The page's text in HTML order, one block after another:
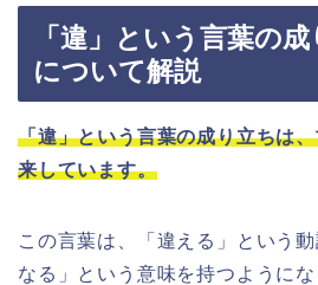
「違」という言葉の
について解説
「違」という言葉の成り立ちは
来しています。
この言葉は、「違える」という
なる」という意味を持つようにな